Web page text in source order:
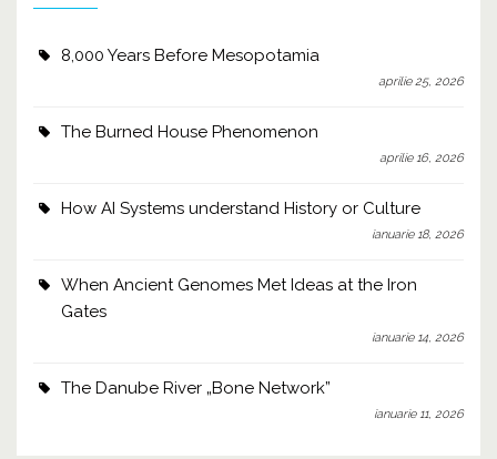
8,000 Years Before Mesopotamia
aprilie 25, 2026
The Burned House Phenomenon
aprilie 16, 2026
How AI Systems understand History or Culture
ianuarie 18, 2026
When Ancient Genomes Met Ideas at the Iron
Gates
ianuarie 14, 2026
The Danube River „Bone Network”
ianuarie 11, 2026